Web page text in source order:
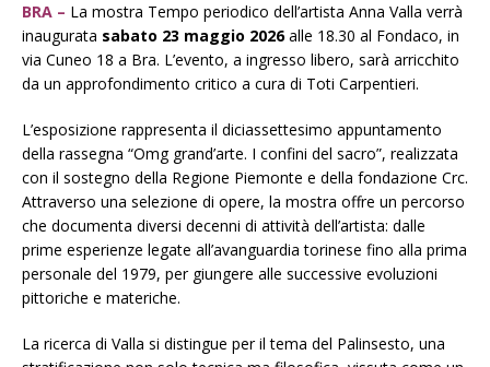
BRA – La mostra Tempo periodico dell’artista Anna Valla verrà
inaugurata sabato 23 maggio 2026alle 18.30 al Fondaco, in
via Cuneo 18 a Bra. L’evento, a ingresso libero, sarà arricchito
da un approfondimento critico a cura di Toti Carpentieri.
L’esposizione rappresenta il diciassettesimo appuntamento
della rassegna “Omg grand’arte. I confini del sacro”, realizzata
con il sostegno della Regione Piemonte e della fondazione Crc.
Attraverso una selezione di opere, la mostra offre un percorso
che documenta diversi decenni di attività dell’artista: dalle
prime esperienze legate all’avanguardia torinese fino alla prima
personale del 1979, per giungere alle successive evoluzioni
pittoriche e materiche.
La ricerca di Valla si distingue per il tema del Palinsesto, una